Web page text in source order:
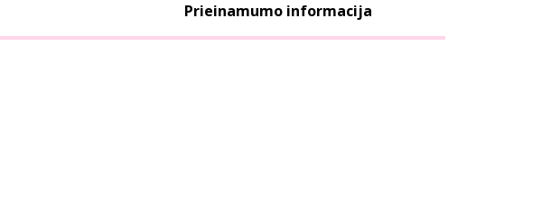
Prieinamumo informacija